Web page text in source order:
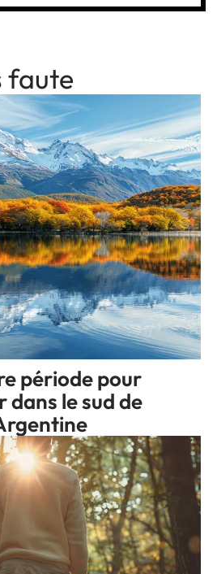
faute
période pour
dans le sud de